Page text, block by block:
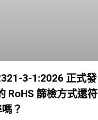
3-1:2026 正式發
RoHS 篩檢方式還符
？